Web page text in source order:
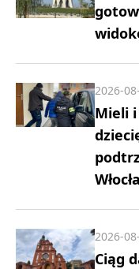
Mieli
2026-
Ciąg
2026-